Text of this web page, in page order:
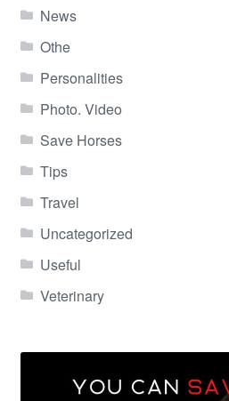
News
Othe
Personalities
Photo. Video
Save Horses
Tips
Travel
Uncategorized
Useful
Veterinary